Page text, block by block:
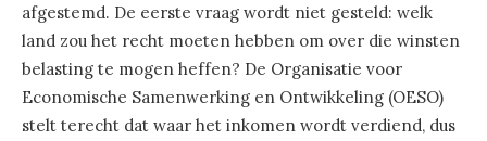
afgestemd. De eerste vraag wordt niet gesteld: welk
land zou het recht moeten hebben om over die winsten
belasting te mogen heffen? De Organisatie voor
Economische Samenwerking en Ontwikkeling (OESO)
stelt terecht dat waar het inkomen wordt verdiend, dus